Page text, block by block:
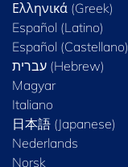
Ελληνικά (Greek)
Español (Latino)
Español (Castellano)
Magyar
Italiano
日本語 (Japanese)
Nederlands
Norsk